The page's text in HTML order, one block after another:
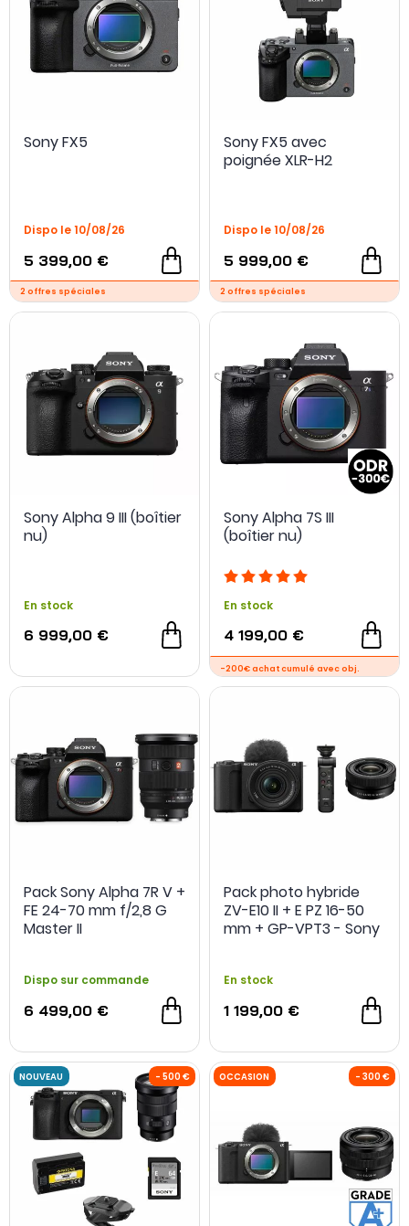
NOUVEAU
Sony FX5
Dispo le 10/08/26
5 399,00 €
2 offres spéciales
NOUVEAU
Sony FX5 avec
poignée XLR-H2
Dispo le 10/08/26
5 999,00 €
2 offres spéciales
Sony Alpha 9 III (boîtier
nu)
En stock
6 999,00 €
Sony Alpha 7S III
(boîtier nu)
En stock
4 199,00 €
Pack Sony Alpha 7R V +
FE 24-70 mm f/2,8 G
Master II
Dispo sur commande
6 499,00 €
Pack photo hybride
ZV-E10 II + E PZ 16-50
mm + GP-VPT3 - Sony
En stock
1 199,00 €